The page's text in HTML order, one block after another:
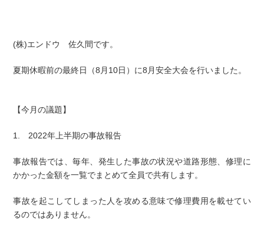
(株)エンドウ 佐久間です。
夏期休暇前の最終日（8月10日）に8月安全大会を行いました。
【今月の議題】
1. 2022年上半期の事故報告
事故報告では、毎年、発生した事故の状況や道路形態、修理に
かかった金額を一覧でまとめて全員で共有します。
事故を起こしてしまった人を攻める意味で修理費用を載せてい
るのではありません。